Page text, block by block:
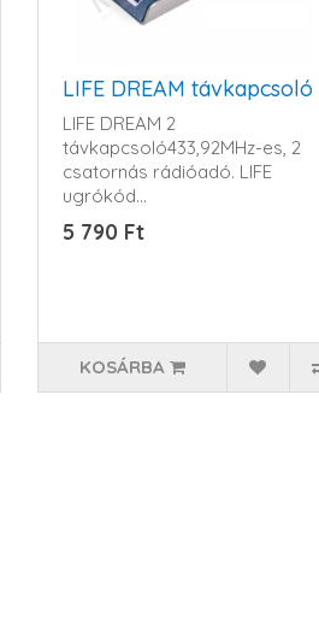
LIFE DREAM távkapcsoló
LIFE DREAM 2
távkapcsoló433,92MHz-es, 2
csatornás rádióadó. LIFE
ugrókód
rendszerrel.DREAMHáz színeK..
5 790 Ft
KOSÁRBA